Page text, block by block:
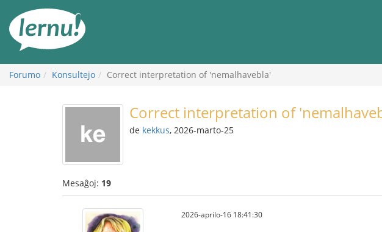
enhavo
Forumo Konsultejo Correct interpretation of 'nemalhavebla'
Correct interpretation of
de kekkus, 2026-marto-25
Mesaĝoj: 19
2026-aprilo-16 18:41:30